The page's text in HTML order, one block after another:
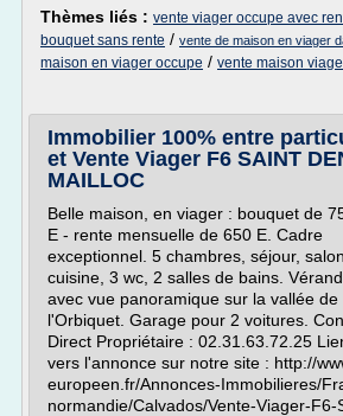
Thèmes liés : vente viager occupe avec
bouquet sans rente / vente de maison en viager
maison en viager occupe / vente maison
Immobilier 100% entre
et Vente Viager F6 SAINT
MAILLOC
Belle maison, en viager : bouquet de
E - rente mensuelle de 650 E. Cadre
exceptionnel. 5 chambres, séjour, salon,
cuisine, 3 wc, 2 salles de bains.
avec vue panoramique sur la vallée de
l'Orbiquet. Garage pour 2 voitures.
Direct Propriétaire : 02.31.63.72.25
vers l'annonce sur notre site : http://
europeen.fr/Annonces-Immobilieres/
normandie/Calvados/Vente-Viager-F6-